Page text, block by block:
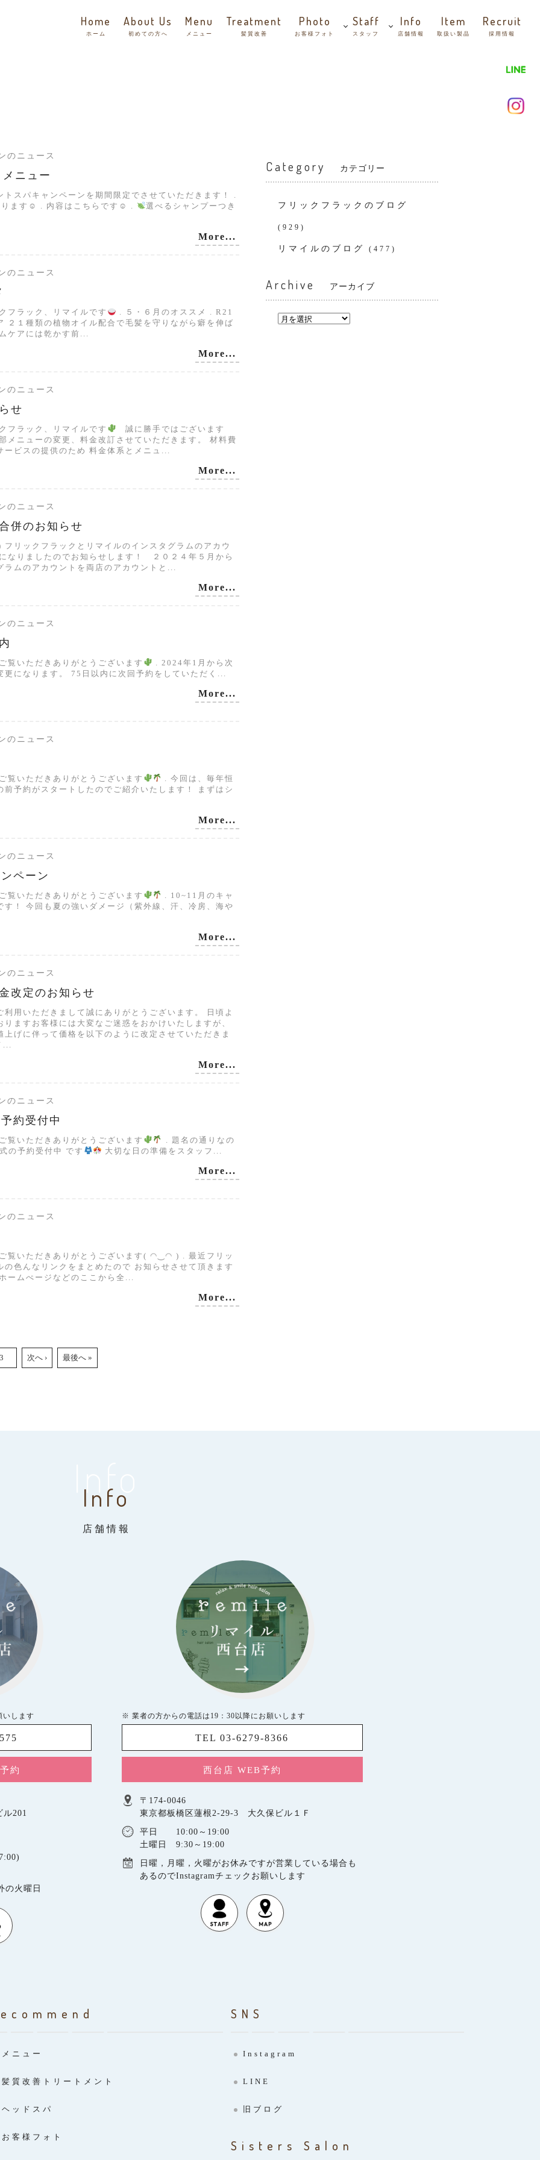
Home
ホーム
About Us
初めての方へ
Menu
メニュー
Treatment
髪質改善
Photo
お客様フォト
Staff
スタッフ
Info
店舗情報
Item
取扱い製品
Recruit
採用情報
ニュース
ニュー
トスパキャンペーンを期間限定でさせていただきます！ .
ります☺︎ . 内容はこちらです☺ .
選べるシャンプーつき
More...
ニュース
フラック、リマイルです
. ５・６月のオススメ . R21
２１種類の植物オイル配合で毛髪を守りながら癖を伸ば
ケアには乾かす前...
More...
ニュース
せ
フラック、リマイルです
誠に勝手ではございます
メニューの変更、料金改訂させていただきます。 材料費
ービスの提供のため 料金体系とメニュ...
More...
ニュース
併のお知らせ
ックフラックとリマイルのインスタグラムのアカウ
なりましたのでお知らせします！ ２０２４年５月から
ラムのアカウントを両店のアカウントと...
More...
ニュース
覧いただきありがとうございます
. 2024年1月から次
更になります。 75日以内に次回予約をしていただく...
More...
ニュース
覧いただきありがとうございます
. 今回は、毎年恒
前予約がスタートしたのでご紹介いたします！ まずはシ
More...
ニュース
ペーン
覧いただきありがとうございます
. 10~11月のキャ
す！ 今回も夏の強いダメージ（紫外線、汗、冷房、海や
More...
ニュース
改定のお知らせ
利用いただきまして誠にありがとうございます。 日頃よ
りますお客様には大変なご迷惑をおかけいたしますが、
上げに伴って価格を以下のように改定させていただきま
...
More...
ニュース
約受付中
覧いただきありがとうございます
⁡. 題名の通りなの
の予約受付中 です
大切な日の準備をスタッフ...
More...
ニュース
覧いただきありがとうございます( ◠‿◠ ) . 最近フリッ
の色んなリンクをまとめたので お知らせさせて頂きます
ームぺージなどのここから全...
More...
3 次へ › 最後へ »
Category カテゴリー
フリックフラックのブログ
(929)
リマイルのブログ (477)
Archive アーカイブ
Info
Info
店舗情報
いします
約
201
の火曜日
※ 業者の方からの電話は19：30以降にお願いします
TEL 03-6279-8366
西台店 WEB予約
〒174-0046
東京都板橋区蓮根2-29-3 大久保ビル１Ｆ
平日 10:00～19:00
土曜日 9:30～19:00
日曜，月曜，火曜がお休みですが営業している場合も
あるのでInstagramチェックお願いします
メニュー
髪質改善トリートメント
ヘッドスパ
お客様フォト
SNS
Instagram
LINE
旧ブログ
Sisters Salon